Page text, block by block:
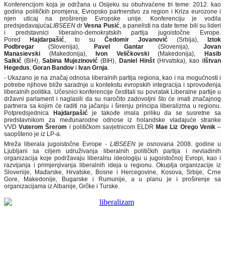
Konferencijom koja je održana u Osijeku su obuhvaćene tri teme: 2012. kao
godina političkih promjena, Evropsko partnerstvo za region i Kriza eurozone i
njen uticaj na proširenje Evropske unije. Konferenciju je vodila
predsjedavajućaLIBSEEN drVesna Pusić, a panelisti na date teme bili su lideri
i predstavnici liberalno-demokratskih partija jugoistočne Evrope.
Pored Hajdarpašić, to su Čedomir Jovanović (Srbija), Iztok
Podbregar (Slovenija), Pavel Gantar (Slovenija),Jovan
Manasievski (Makedonija),Ivon Veličkovski(Makedonija),Hasib
Salkić (BiH),Sabina Mujezinović (BIH), Daniel Hinšt(Hrvatska), kao iIštvan
Hegedus, Goran Bandov i Ivan Grnja.
- Ukazano je na značaj odnosa liberalnih partija regiona, kao i na mogućnosti i
potrebe njihove bliže saradnje u kontekstu evropskih integracija i sprovođenja
liberalnih politika. Učesnici konferencije čestitali su povratak Liberalne partije u
državni parlament i naglasili da su naročito zadovoljni što će imati značajnog
partnera sa kojim će raditi na jačanju i širenju principa liberalizma u regionu.
Potpredsjednica Hajdarpašićje takođe imala priliku da se susretne sa
predstavnikom za međunarodne odnose iz holandske vladajuće stranke
VVDVuterom Šrerom i političkom savjetnicom ELDRMae Liz Orego Venik–
saopšteno je iz LP-a.
Mreža liberala jugoistočne Evrope - LIBSEEN je osnovana 2008. godine u
Ljubljani sa ciljem udruživanja liberalnih političkih partija i nevladinih
organizacija koje podržavaju liberalnu ideologiju u jugoistočnoj Evropi, kao i
razvijanja i primjenjivanja liberalnih ideja u regionu. Okuplja organizacije iz
Slovenije, Mađarske, Hrvatske, Bosne i Hercegovine, Kosova, Srbije, Crne
Gore, Makedonije, Bugarske i Rumunije, a u planu je i proširenje sa
organizacijama iz Albanije, Grčke i Turske.